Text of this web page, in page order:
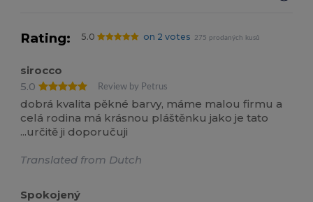
Rating: 5.0 on 2 votes 275 prodaných kusů
sirocco
5.0
Review by Petrus
dobrá kvalita pěkné barvy, máme malou firmu a
celá rodina má krásnou pláštěnku jako je tato
...určitě ji doporučuji
Translated from Dutch
Spokojený